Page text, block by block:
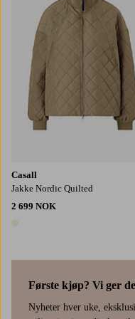
Casall
Jakke Nordic Quilted
2 699 NOK
1 farge
Første kjøp? Vi ger
Nyheter hver uke,